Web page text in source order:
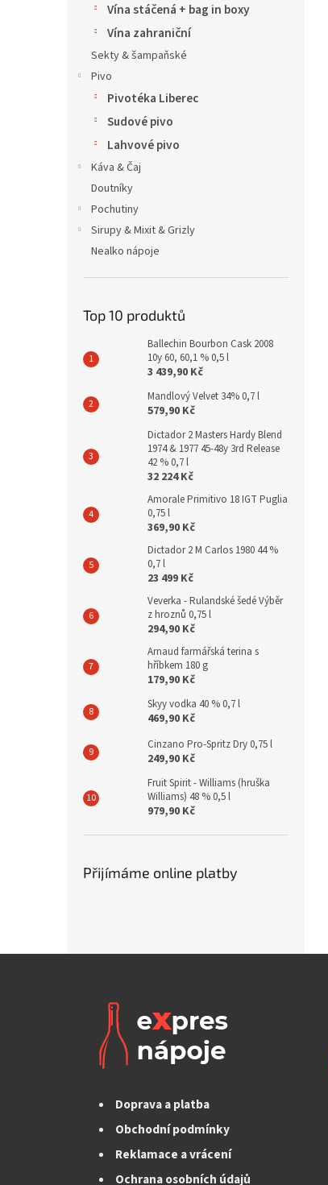
Vína stáčená + bag in boxy
Vína zahraniční
Sekty & šampaňské
Pivo
Pivotéka Liberec
Sudové pivo
Lahvové pivo
Káva & Čaj
Doutníky
Pochutiny
Sirupy & Mixit & Grizly
Nealko nápoje
Top 10 produktů
Ballechin Bourbon Cask 2008
10y 60, 60,1 % 0,5 l
3 439,90 Kč
Mandlový Velvet 34% 0,7 l
579,90 Kč
Dictador 2 Masters Hardy Blend
1974 & 1977 45-48y 3rd Release
42 % 0,7 l
32 224 Kč
Amorale Primitivo 18 IGT Puglia
0,75 l
369,90 Kč
Dictador 2 M Carlos 1980 44 %
0,7 l
23 499 Kč
Veverka - Rulandské šedé Výběr
z hroznů 0,75 l
294,90 Kč
Arnaud farmářská terina s
hříbkem 180 g
179,90 Kč
Skyy vodka 40 % 0,7 l
469,90 Kč
Cinzano Pro-Spritz Dry 0,75 l
249,90 Kč
Fruit Spirit - Williams (hruška
Williams) 48 % 0,5 l
979,90 Kč
Přijímáme online platby
Doprava a platba
Obchodní podmínky
Reklamace a vrácení
Ochrana osobních údajů